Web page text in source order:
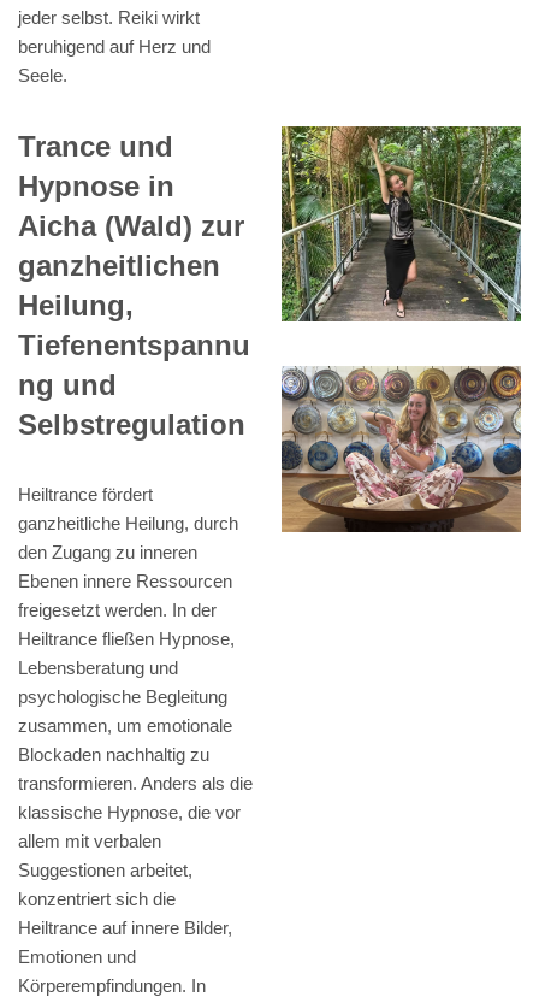
jeder selbst. Reiki wirkt
beruhigend auf Herz und
Seele.
Trance und
Hypnose in
Aicha (Wald) zur
ganzheitlichen
Heilung,
Tiefenentspannu
ng und
Selbstregulation
Heiltrance fördert
ganzheitliche Heilung, durch
den Zugang zu inneren
Ebenen innere Ressourcen
freigesetzt werden. In der
Heiltrance fließen Hypnose,
Lebensberatung und
psychologische Begleitung
zusammen, um emotionale
Blockaden nachhaltig zu
transformieren. Anders als die
klassische Hypnose, die vor
allem mit verbalen
Suggestionen arbeitet,
konzentriert sich die
Heiltrance auf innere Bilder,
Emotionen und
Körperempfindungen. In